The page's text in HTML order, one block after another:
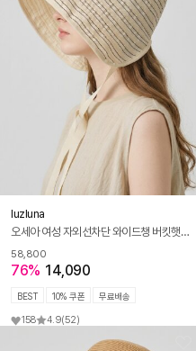
luzluna
오세아 여성 자외선차단 와이드챙 버킷햇 스트라이프 끈 여름 모자 K268
58,800
76% 14,090
BEST 10% 쿠폰 무료배송
158 4.9(52)